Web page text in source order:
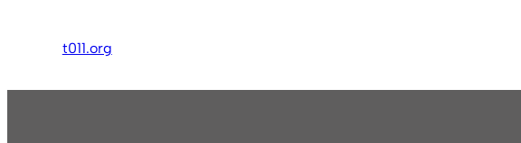
ス
t011.org